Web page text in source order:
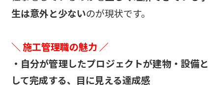
生は意外と少ないのが現状です。
＼ 施工管理職の魅力 ／
・自分が管理したプロジェクトが建物・設備と
して完成する、目に見える達成感